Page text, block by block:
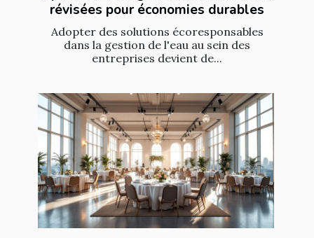
révisées pour économies durables
Adopter des solutions écoresponsables
dans la gestion de l'eau au sein des
entreprises devient de...